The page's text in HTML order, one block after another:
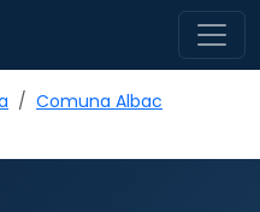
Comuna Albac